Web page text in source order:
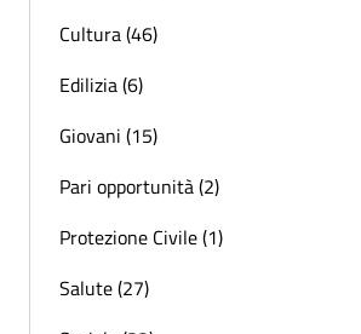
Cultura (46)
Edilizia (6)
Giovani (15)
Pari opportunità (2)
Protezione Civile (1)
Salute (27)